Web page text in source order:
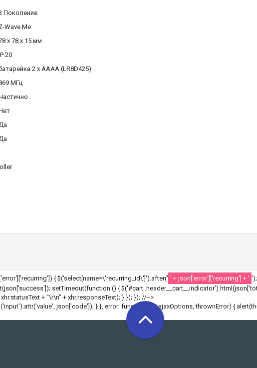
Поколение
Wave.Me
x 78 x 15 мм
20
2 x AAAA (LR8D425)
МГц
{ $('select[name=\'recurring_id\']').after(' ' + json['error']['recurring'] + '
setTimeout(function () { $('#cart
+ "\r\n" + xhr.responseText); } }); }); //-->
json['code']); } }, error: function(xhr, ajaxOptions, thrownError) {